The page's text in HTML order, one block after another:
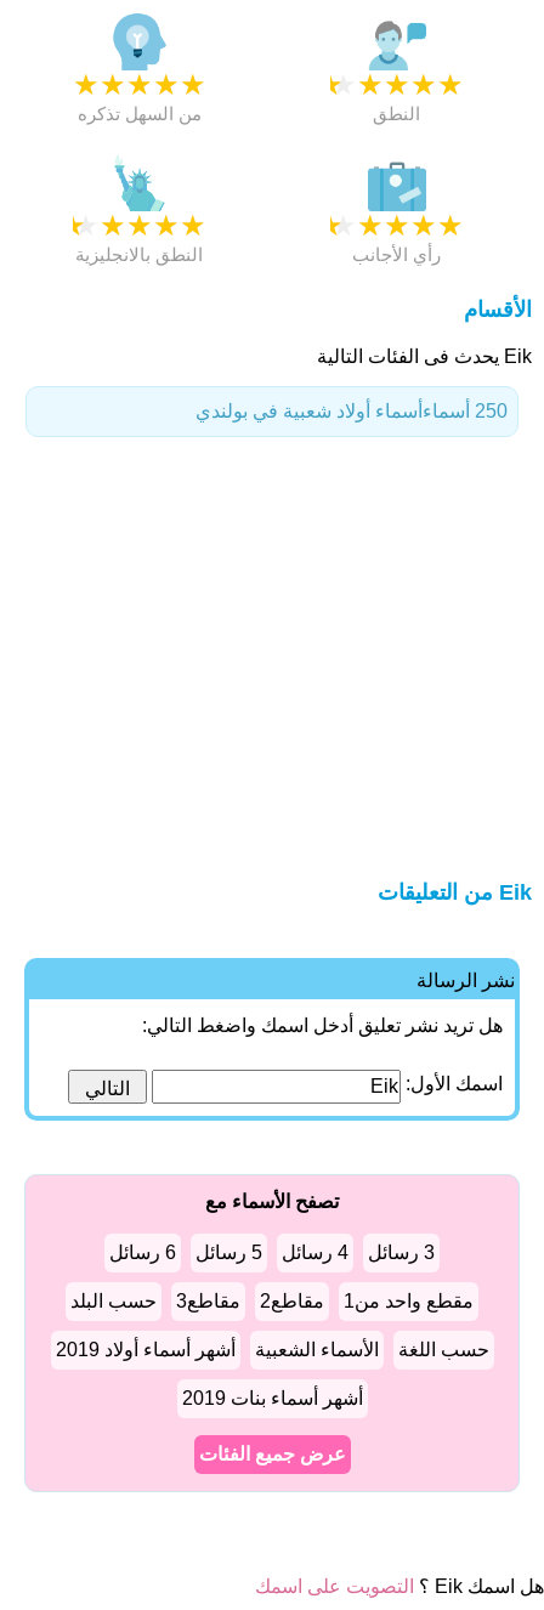
★
★
★
★
★
من السهل تذكره
★
★
★
★
★
النطق
★
★
★
★
★
النطق بالانجليزية
★
★
★
★
★
رأي الأجانب
الأقسام
Eik يحدث فى الفئات التالية
أسماء أولاد شعبية في بولندي 250 أسماء
Eik من التعليقات
نشر الرسالة
هل تريد نشر تعليق أدخل اسمك واضغط التالي:
اسمك الأول:
تصفح الأسماء مع
3 رسائل 4 رسائل 5 رسائل 6 رسائل
مقطع واحد من1 مقاطع2 مقاطع3 حسب البلد
حسب اللغة الأسماء الشعبية أشهر أسماء أولاد 2019
أشهر أسماء بنات 2019
عرض جميع الفئات
هل اسمك Eik ؟ التصويت على اسمك